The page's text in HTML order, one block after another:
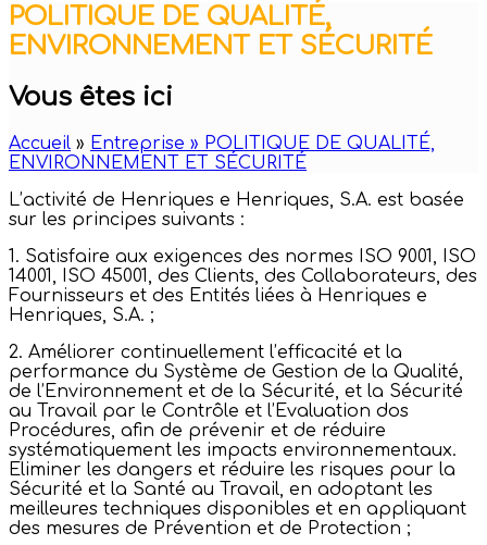
POLITIQUE DE QUALITÉ,
ENVIRONNEMENT ET SÉCURITÉ
Vous êtes ici
Accueil » Entreprise » POLITIQUE DE QUALITÉ,
ENVIRONNEMENT ET SÉCURITÉ
L’activité de Henriques e Henriques, S.A. est basée
sur les principes suivants :
1. Satisfaire aux exigences des normes ISO 9001, ISO
14001, ISO 45001, des Clients, des Collaborateurs, des
Fournisseurs et des Entités liées à Henriques e
Henriques, S.A. ;
2. Améliorer continuellement l’efficacité et la
performance du Système de Gestion de la Qualité,
de l’Environnement et de la Sécurité, et la Sécurité
au Travail par le Contrôle et l’Evaluation dos
Procédures, afin de prévenir et de réduire
systématiquement les impacts environnementaux.
Eliminer les dangers et réduire les risques pour la
Sécurité et la Santé au Travail, en adoptant les
meilleures techniques disponibles et en appliquant
des mesures de Prévention et de Protection ;